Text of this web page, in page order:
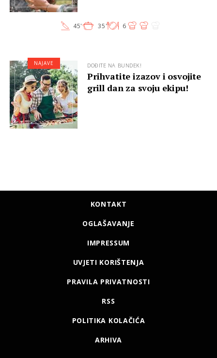
45' 35' 6
DOĐITE NA BUNDEK!
Prihvatite izazov i osvojite
grill dan za svoju ekipu!
NAJAVE
KONTAKT
OGLAŠAVANJE
IMPRESSUM
UVJETI KORIŠTENJA
PRAVILA PRIVATNOSTI
RSS
POLITIKA KOLAČIĆA
ARHIVA